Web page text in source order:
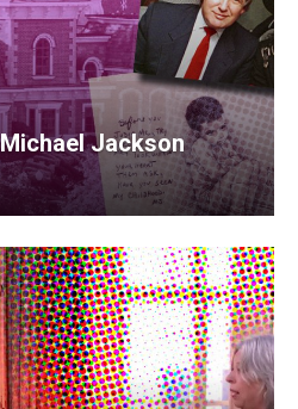
Jackson